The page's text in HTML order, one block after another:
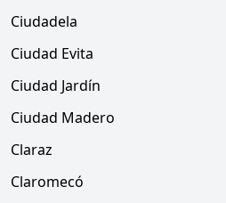
Ciudadela
Ciudad Evita
Ciudad Jardín
Ciudad Madero
Claraz
Claromecó